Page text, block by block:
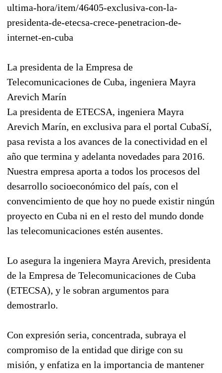
ultima-hora/item/46405-exclusiva-con-la-
presidenta-de-etecsa-crece-penetracion-de-
internet-en-cuba
La presidenta de la Empresa de
Telecomunicaciones de Cuba, ingeniera Mayra
Arevich Marín
La presidenta de ETECSA, ingeniera Mayra
Arevich Marín, en exclusiva para el portal CubaSí,
pasa revista a los avances de la conectividad en el
año que termina y adelanta novedades para 2016.
Nuestra empresa aporta a todos los procesos del
desarrollo socioeconómico del país, con el
convencimiento de que hoy no puede existir ningún
proyecto en Cuba ni en el resto del mundo donde
las telecomunicaciones estén ausentes.
Lo asegura la ingeniera Mayra Arevich, presidenta
de la Empresa de Telecomunicaciones de Cuba
(ETECSA), y le sobran argumentos para
demostrarlo.
Con expresión seria, concentrada, subraya el
compromiso de la entidad que dirige con su
misión, y enfatiza en la importancia de mantener